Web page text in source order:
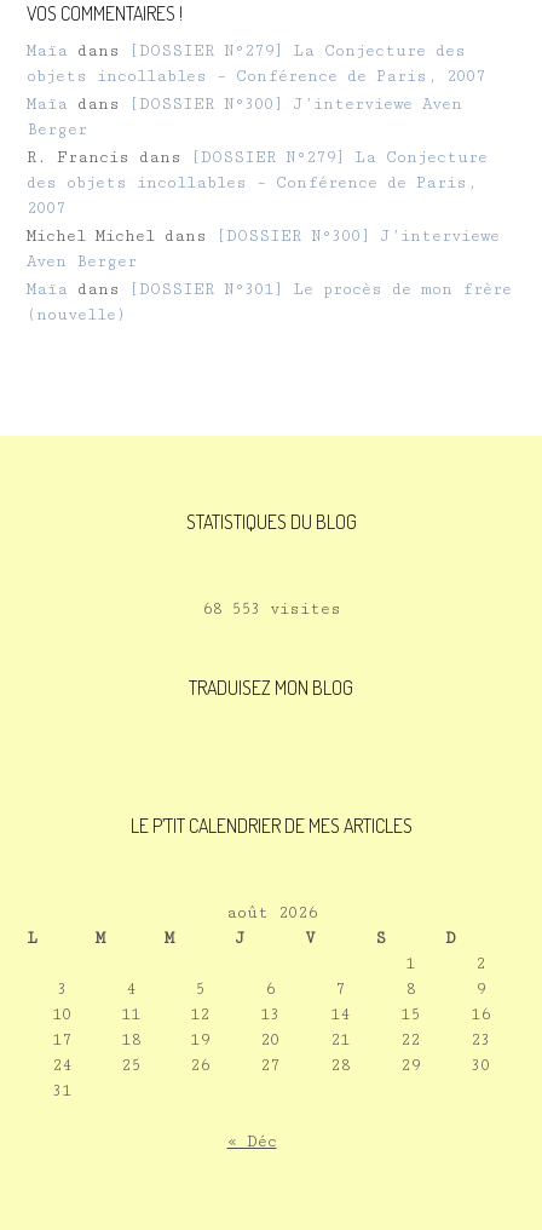
VOS COMMENTAIRES !
Maïa dans
[DOSSIER N°279] La Conjecture des
objets incollables – Conférence de Paris, 2007
Maïa dans
[DOSSIER N°300] J’interviewe Aven
Berger
R. Francis
dans
[DOSSIER N°279] La Conjecture
des objets incollables – Conférence de Paris,
2007
Michel Michel dans
[DOSSIER N°300] J’interviewe
Aven Berger
Maïa dans
[DOSSIER N°301] Le procès de mon frère
(nouvelle)
STATISTIQUES DU BLOG
68 553 visites
TRADUISEZ MON BLOG
LE P’TIT CALENDRIER DE MES ARTICLES
août 2026
L
M M J V S
D
1
2
3
4 5 6 7 8
9
10
11 12 13 14 15
16
17
18 19 20 21 22
23
24
25 26 27 28 29
30
31
« Déc